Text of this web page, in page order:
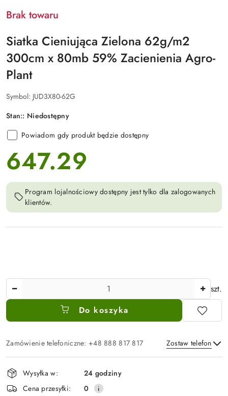
Brak towaru
Siatka Cieniująca Zielona 62g/m2
300cm x 80mb 59% Zacienienia Agro-
Plant
Symbol: JUD3X80-62G
Stan:: Niedostępny
Powiadom gdy produkt będzie dostępny
cena:
647.29
Program lojalnościowy dostępny jest tylko dla zalogowanych
klientów.
szt.
Do koszyka
Zamówienie telefoniczne: +48 888 817 817 Zostaw telefon
Wyślij
Dostępność
i
dostawa
Wysyłka w:
24 godziny
Cena przesyłki:
0